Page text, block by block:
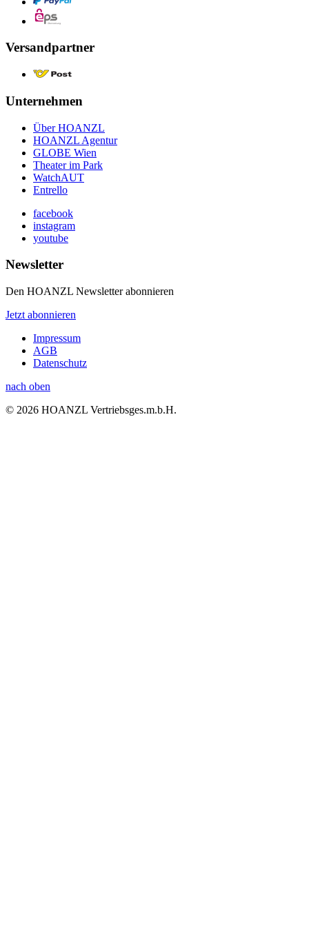
Versandpartner
Unternehmen
Über HOANZL
HOANZL Agentur
GLOBE Wien
Theater im Park
WatchAUT
Entrello
facebook
instagram
youtube
Newsletter
Den HOANZL Newsletter abonnieren
Jetzt abonnieren
Impressum
AGB
Datenschutz
nach oben
© 2026 HOANZL Vertriebsges.m.b.H.